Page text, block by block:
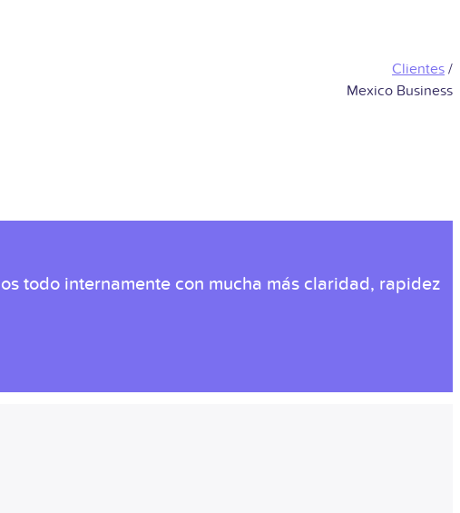
Clientes /
Mexico Business
todo internamente con mucha más claridad, rapidez